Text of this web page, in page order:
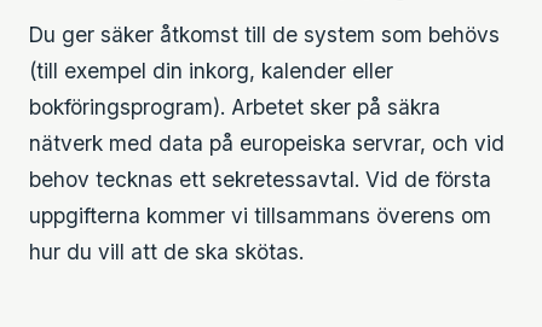
Du ger säker åtkomst till de system som behövs
(till exempel din inkorg, kalender eller
bokföringsprogram). Arbetet sker på säkra
nätverk med data på europeiska servrar, och vid
behov tecknas ett sekretessavtal. Vid de första
uppgifterna kommer vi tillsammans överens om
hur du vill att de ska skötas.